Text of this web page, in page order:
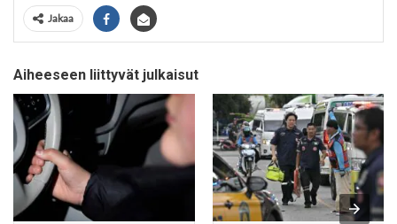
Jakaa
Aiheeseen liittyvät julkaisut